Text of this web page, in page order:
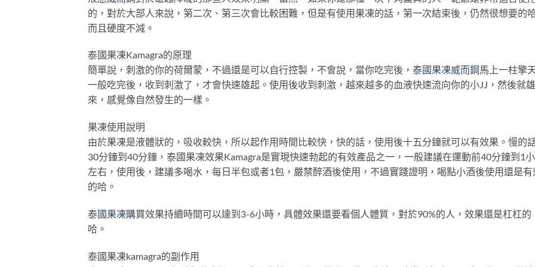
的，對於大部人來說，第二次、第三次會比較困難，但是有使用果凍的話，第一次結束後，仍然很想要的
而且硬度不減。
泰國果凍Kamagra的原理
簡單說，刺激的你的荷爾蒙，不過還是可以自行控製，不會說，當你吃完後， 泰國果凍威而鋼 馬上一柱擎
一般吃完後，收到刺激了，才會快速雄起。使用後收到刺激，越來越多的血液快速流向你的小JJ，然後就
來，感覺像自然發生的一樣。
果凍使用說明
由於果凍是液體狀的，吸收較快，所以起作用時間比較快，快的話，使用後十五分鐘就可以有效果。慢的
30分鐘到40分鐘，泰國果凍效果Kamagra是實現快速勃起的有效產品之一，一般建議在運動前40分鐘到1
左右，使用後，建議多喝水，每日半包或者1包，嚴禁醉酒後使用，不過實踐證明，喝點小酒後使用還是有
的哈。
泰國果凍購買效果持續時間可以達到3-6小時，具體效果還要看個人體質，對於90%的人，效果還是杠杠的
哈。
泰國果凍kamagra的副作用